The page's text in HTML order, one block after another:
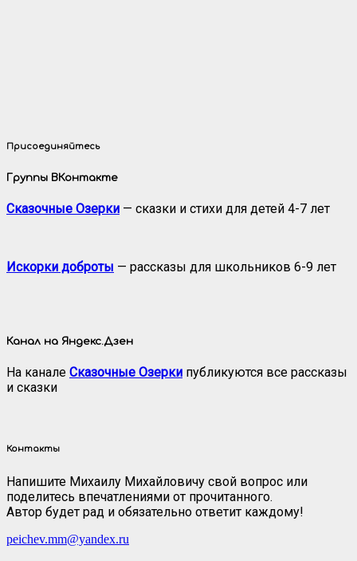
Присоединяйтесь
Группы ВКонтакте
Сказочные Озерки — сказки и стихи для детей 4-7 лет
Искорки доброты — рассказы для школьников 6-9 лет
Канал на Яндекс.Дзен
На канале Сказочные Озерки публикуются все рассказы
и сказки
Контакты
Напишите Михаилу Михайловичу свой вопрос или
поделитесь впечатлениями от прочитанного.
Автор будет рад и обязательно ответит каждому!
peichev.mm@yandex.ru